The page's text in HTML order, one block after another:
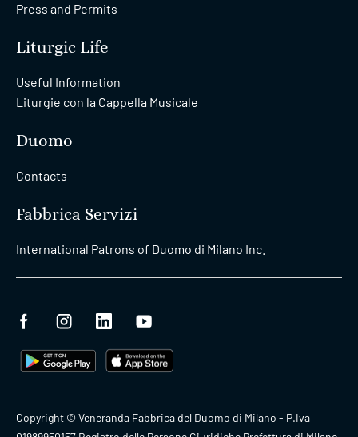
Press and Permits
Liturgic Life
Useful Information
Liturgie con la Cappella Musicale
Duomo
Contacts
Fabbrica Servizi
International Patrons of Duomo di Milano Inc.
Copyright © Veneranda Fabbrica del Duomo di Milano - P.Iva